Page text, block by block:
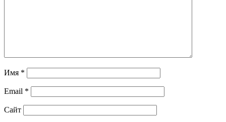
Имя *
Email *
Сайт